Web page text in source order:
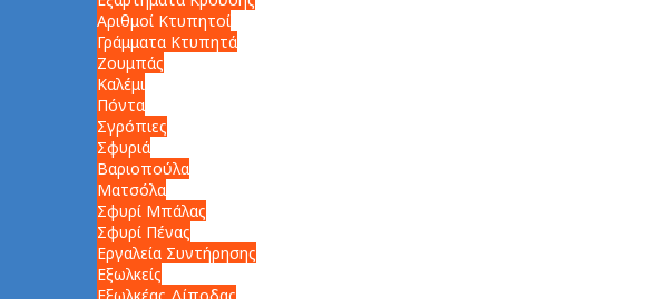
Αριθμοί Κτυπητοί
Γράμματα Κτυπητά
Ζουμπάς
Καλέμι
Πόντα
Σγρόπιες
Σφυριά
Βαριοπούλα
Ματσόλα
Σφυρί Μπάλας
Σφυρί Πένας
Εργαλεία Συντήρησης
Εξωλκείς